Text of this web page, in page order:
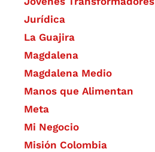
Jurídica
La Guajira
Magdalena
Magdalena Medio
Manos que Alimentan
Meta
Mi Negocio
Misión Colombia